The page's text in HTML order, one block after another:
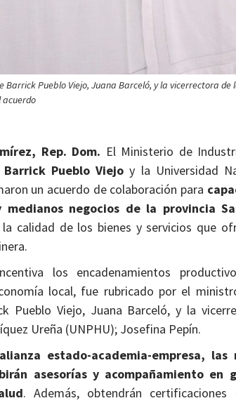
Barrick Pueblo Viejo, Juana Barceló, y la vicerrectora
acuerdo
Rep. Dom. El Ministerio de
Barrick Pueblo Viejo y la Universidad
un acuerdo de colaboración para
medianos negocios de la provincia
calidad de los bienes y servicios que
los encadenamientos
local, fue rubricado por el
Pueblo Viejo, Juana Barceló, y la
Ureña (UNPHU); Josefina Pepín.
estado-academia-empresa, las
asesorías y acompañamiento en
. Además, obtendrán